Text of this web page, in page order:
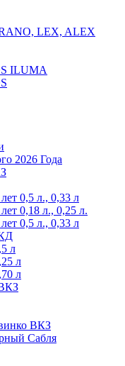
LEX, ALEX
ILUMA
2026 Года
0,5 л., 0,33 л
0,18 л., 0,25 л.
0,5 л., 0,33 л
л
л
л
ВКЗ
Сабля